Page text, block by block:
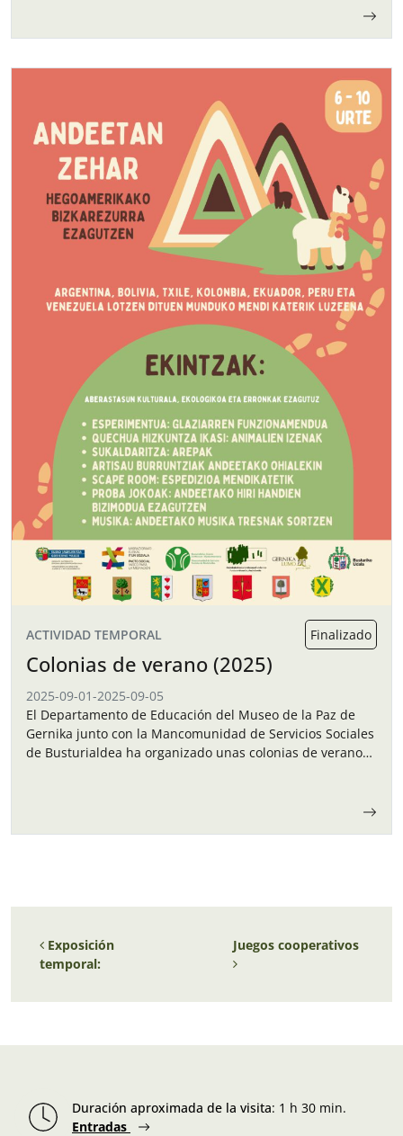
ACTIVIDAD TEMPORAL Finalizado
Colonias de verano (2025)
2025-09-01-2025-09-05
El Departamento de Educación del Museo de la Paz de
Gernika junto con la Mancomunidad de Servicios Sociales
de Busturialdea ha organizado unas colonias de verano
Navegación de entradas
Exposición
temporal:
Juegos cooperativos
Duración aproximada de la visita: 1 h 30 min.
Entradas